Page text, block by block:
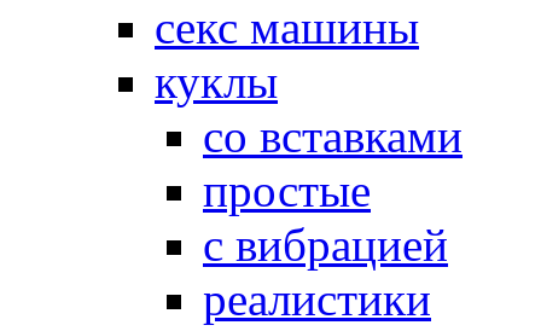
секс машины
куклы
со вставками
простые
с вибрацией
реалистики